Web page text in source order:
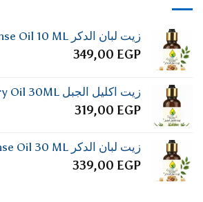
زيت لبان الدكر Frankincense Oil 10 ML
349,00 EGP
زيت اكليل الجبل Rosemary Oil 30ML
319,00 EGP
زيت لبان الدكر Frankincense Oil 30 ML
339,00 EGP